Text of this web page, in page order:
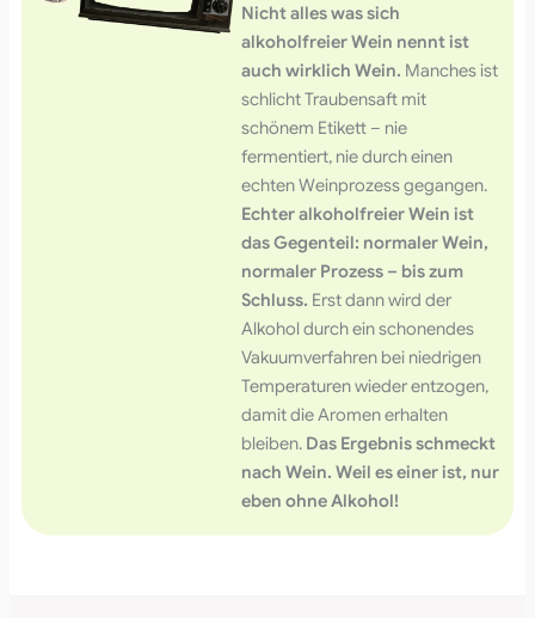
Nicht alles was sich
alkoholfreier Wein nennt ist
auch wirklich Wein. Manches ist
schlicht Traubensaft mit
schönem Etikett – nie
fermentiert, nie durch einen
echten Weinprozess gegangen.
Echter alkoholfreier Wein ist
das Gegenteil: normaler Wein,
normaler Prozess – bis zum
Schluss. Erst dann wird der
Alkohol durch ein schonendes
Vakuumverfahren bei niedrigen
Temperaturen wieder entzogen,
damit die Aromen erhalten
bleiben. Das Ergebnis schmeckt
nach Wein. Weil es einer ist, nur
eben ohne Alkohol!